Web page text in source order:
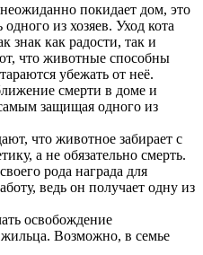
покидает дом, это
из хозяев. Уход кота
знак как радости, так и
что животные способны
убежать от неё.
смерти в доме и
защищая одного из
что животное забирает с
а не обязательно смерть.
рода награда для
ведь он получает одну из
освобождение
жильца. Возможно, в семье